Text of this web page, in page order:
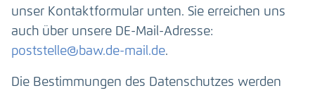
unser Kontaktformular unten. Sie erreichen uns
auch über unsere DE-Mail-Adresse:
poststelle@baw.de-mail.de.
Die Bestimmungen des Datenschutzes werden